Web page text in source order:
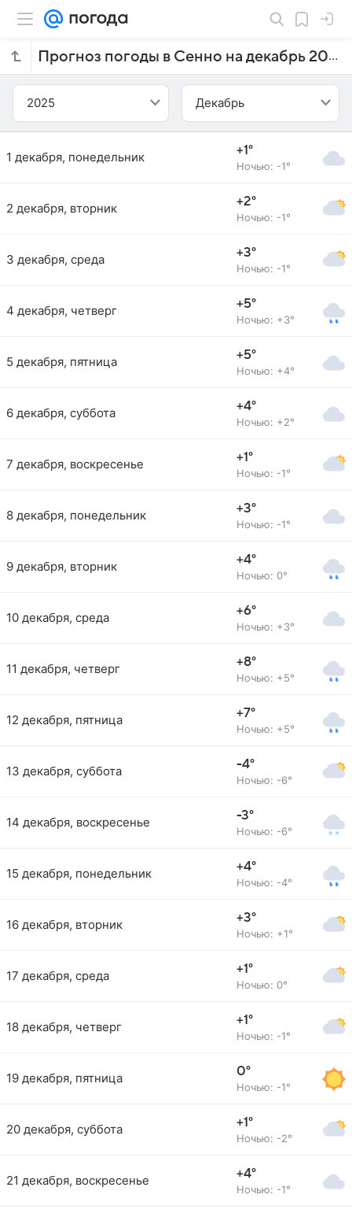
Прогноз погоды в Сенно на декабрь 2025 года
2025 Декабрь
1 декабря, понедельник +1°
Ночью: -1°
2 декабря, вторник +2°
Ночью: -1°
3 декабря, среда +3°
Ночью: -1°
4 декабря, четверг +5°
Ночью: +3°
5 декабря, пятница +5°
Ночью: +4°
6 декабря, суббота +4°
Ночью: +2°
7 декабря, воскресенье +1°
Ночью: -1°
8 декабря, понедельник +3°
Ночью: -1°
9 декабря, вторник +4°
Ночью: 0°
10 декабря, среда +6°
Ночью: +3°
11 декабря, четверг +8°
Ночью: +5°
12 декабря, пятница +7°
Ночью: +5°
13 декабря, суббота -4°
Ночью: -6°
14 декабря, воскресенье -3°
Ночью: -6°
15 декабря, понедельник +4°
Ночью: -4°
16 декабря, вторник +3°
Ночью: +1°
17 декабря, среда +1°
Ночью: 0°
18 декабря, четверг +1°
Ночью: -1°
19 декабря, пятница 0°
Ночью: -1°
20 декабря, суббота +1°
Ночью: -2°
21 декабря, воскресенье +4°
Ночью: -1°